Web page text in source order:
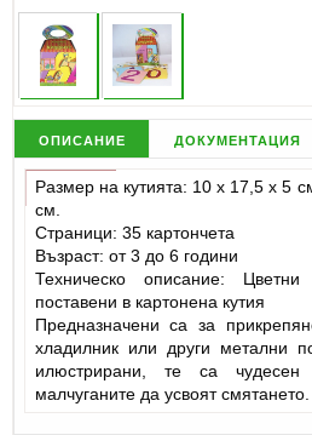
описание документация
Размер на кутията: 10 х 17,5 х 5
см.
Страници: 35 картончета
Възраст: от 3 до 6 години
Техническо описание:
поставени в картонена кутия
Предназначени са за
хладилник или други метални
илюстрирани, те са
малчуганите да усвоят смятането.